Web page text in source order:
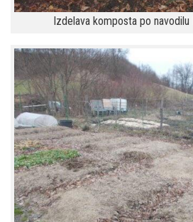
Izdelava komposta po navodilu